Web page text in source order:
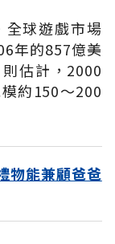
球遊戲市場
年的857億美
估計，2000
約150～200
物能兼顧爸爸